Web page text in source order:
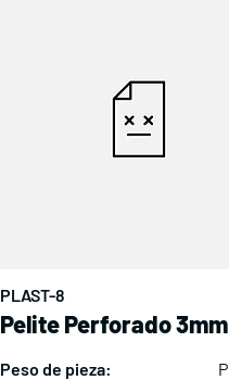
PLAST-8
Pelite Perforado 3mm
Peso de pieza: P